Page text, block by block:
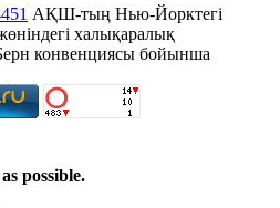
АҚШ-тың Нью-Йорктегі
халықаралық
конвенциясы бойынша
possible.